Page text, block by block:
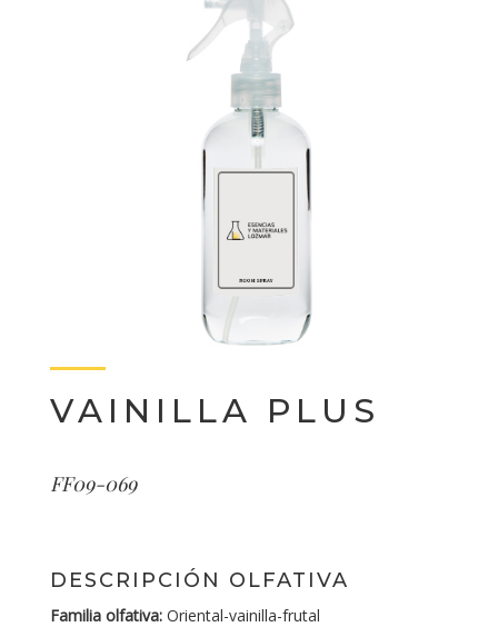
VAINILLA PLUS
FF09-069
DESCRIPCIÓN OLFATIVA
Familia olfativa: Oriental-vainilla-frutal